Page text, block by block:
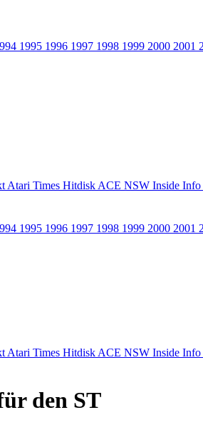
1995 1996 1997 1998 1999 2000 2001
Atari Times Hitdisk ACE NSW Inside Info
1995 1996 1997 1998 1999 2000 2001
Atari Times Hitdisk ACE NSW Inside Info
den ST